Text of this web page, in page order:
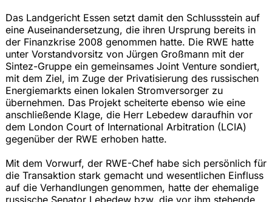
Das Landgericht Essen setzt damit den Schlussstein auf
eine Auseinandersetzung, die ihren Ursprung bereits in
der Finanzkrise 2008 genommen hatte. Die RWE hatte
unter Vorstandvorsitz von Jürgen Großmann mit der
Sintez-Gruppe ein gemeinsames Joint Venture sondiert,
mit dem Ziel, im Zuge der Privatisierung des russischen
Energiemarkts einen lokalen Stromversorger zu
übernehmen. Das Projekt scheiterte ebenso wie eine
anschließende Klage, die Herr Lebedew daraufhin vor
dem London Court of International Arbitration (LCIA)
gegenüber der RWE erhoben hatte.
Mit dem Vorwurf, der RWE-Chef habe sich persönlich für
die Transaktion stark gemacht und wesentlichen Einfluss
auf die Verhandlungen genommen, hatte der ehemalige
russische Senator Lebedew bzw. die vor ihm stehende